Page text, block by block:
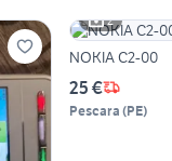
2
NOKIA C2-00
25 €
Pescara (PE)